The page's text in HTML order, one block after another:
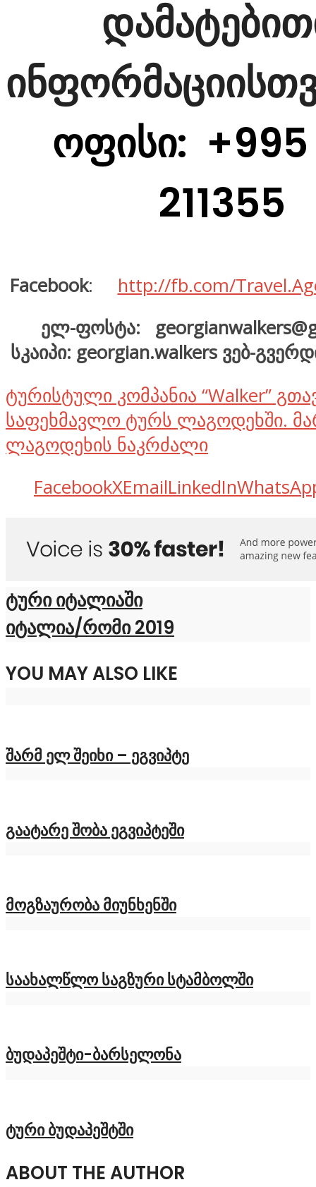
ოფისი: +995
211355
Facebook: http://fb.com/
ელ-ფოსტა:
სკაიპი: georgian.walkers ვებ-
ტურისტული კომპანია “Walker”
საფეხმავლო ტურს ლაგოდეხში.
ლაგოდეხის ნაკრძალი
FacebookXEmailLinkedIn
ტური იტალიაში
იტალია/რომი 2019
YOU MAY ALSO LIKE
შარმ ელ შეიხი – ეგვიპტე
გაატარე შობა ეგვიპტეში
მოგზაურობა მიუნხენში
საახალწლო საგზური სტამბოლში
ბუდაპეშტი-ბარსელონა
ტური ბუდაპეშტში
ABOUT THE AUTHOR